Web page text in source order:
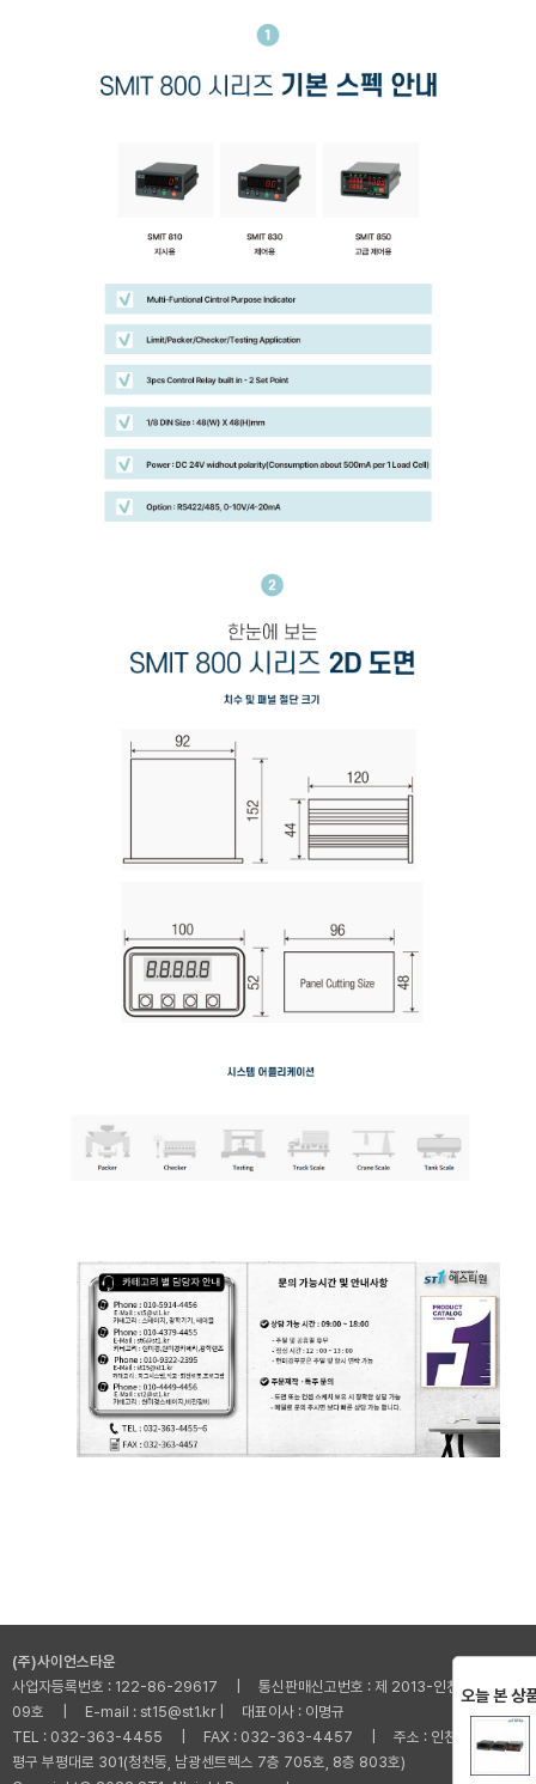
(주)사이언스타운
사업자등록번호 : 122-86-29617 | 통신판매신고번호 : 제 2013-인천부평-001
09호 | E-mail : st15@st1.kr | 대표이사 : 이명규
TEL : 032-363-4455 | FAX : 032-363-4457 | 주소 : 인천광역시 부
평구 부평대로 301(청천동, 남광센트렉스 7층 705호, 8층 803호)
오늘 본 상